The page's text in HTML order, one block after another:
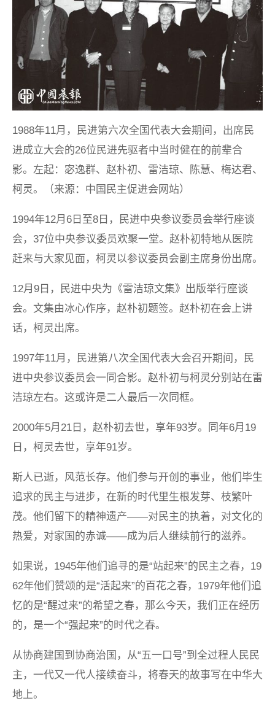
1988年11月，民进第六次全国代表大会期间，出席民
进成立大会的26位民进先驱者中当时健在的前辈合
影。左起：宓逸群、赵朴初、雷洁琼、陈慧、梅达君、
柯灵。（来源：中国民主促进会网站）
1994年12月6日至8日，民进中央参议委员会举行座谈
会，37位中央参议委员欢聚一堂。赵朴初特地从医院
赶来与大家见面，柯灵以参议委员会副主席身份出席。
12月9日，民进中央为《雷洁琼文集》出版举行座谈
会。文集由冰心作序，赵朴初题签。赵朴初在会上讲
话，柯灵出席。
1997年11月，民进第八次全国代表大会召开期间，民
进中央参议委员会一同合影。赵朴初与柯灵分别站在雷
洁琼左右。这或许是二人最后一次同框。
2000年5月21日，赵朴初去世，享年93岁。同年6月19
日，柯灵去世，享年91岁。
斯人已逝，风范长存。他们参与开创的事业，他们毕生
追求的民主与进步，在新的时代里生根发芽、枝繁叶
茂。他们留下的精神遗产——对民主的执着，对文化的
热爱，对家国的赤诚——成为后人继续前行的滋养。
如果说，1945年他们追寻的是“站起来”的民主之春，19
62年他们赞颂的是“活起来”的百花之春，1979年他们追
忆的是“醒过来”的希望之春，那么今天，我们正在经历
的，是一个“强起来”的时代之春。
从协商建国到协商治国，从“五一口号”到全过程人民民
主，一代又一代人接续奋斗，将春天的故事写在中华大
地上。